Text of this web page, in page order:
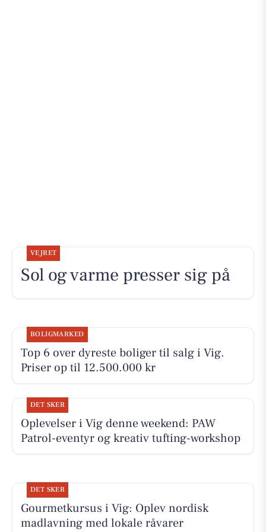
VEJRET
Sol og varme presser sig på
BOLIGMARKED
Top 6 over dyreste boliger til salg i Vig.
Priser op til 12.500.000 kr
DET SKER
Oplevelser i Vig denne weekend: PAW
Patrol-eventyr og kreativ tufting-workshop
DET SKER
Gourmetkursus i Vig: Oplev nordisk
madlavning med lokale råvarer